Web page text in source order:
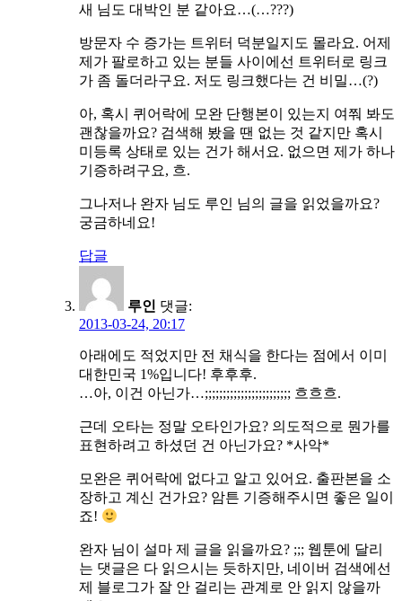
새 님도 대박인 분 같아요…(…???)
방문자 수 증가는 트위터 덕분일지도 몰라요. 어제
제가 팔로하고 있는 분들 사이에선 트위터로 링크
가 좀 돌더라구요. 저도 링크했다는 건 비밀…(?)
아, 혹시 퀴어락에 모완 단행본이 있는지 여쭤 봐도
괜찮을까요? 검색해 봤을 땐 없는 것 같지만 혹시
미등록 상태로 있는 건가 해서요. 없으면 제가 하나
기증하려구요, 흐.
그나저나 완자 님도 루인 님의 글을 읽었을까요?
궁금하네요!
답글
루인 댓글:
2013-03-24, 20:17
아래에도 적었지만 전 채식을 한다는 점에서 이미
대한민국 1%입니다! 후후후.
…아, 이건 아닌가…;;;;;;;;;;;;;;;;;;;;;;;; 흐흐흐.
근데 오타는 정말 오타인가요? 의도적으로 뭔가를
표현하려고 하셨던 건 아닌가요? *사악*
모완은 퀴어락에 없다고 알고 있어요. 출판본을 소
장하고 계신 건가요? 암튼 기증해주시면 좋은 일이
죠!
완자 님이 설마 제 글을 읽을까요? ;;; 웹툰에 달리
는 댓글은 다 읽으시는 듯하지만, 네이버 검색에선
제 블로그가 잘 안 걸리는 관계로 안 읽지 않을까